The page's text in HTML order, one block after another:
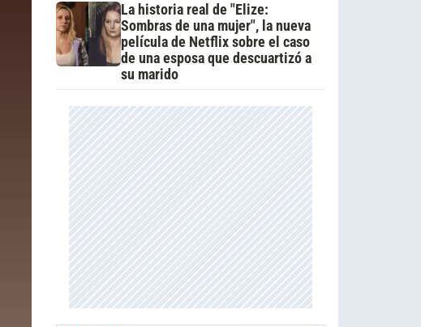
La historia real de "Elize:
Sombras de una mujer", la nueva
película de Netflix sobre el caso
de una esposa que descuartizó a
su marido